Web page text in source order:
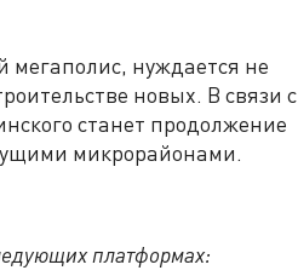
мегаполис, нуждается не
новых. В связи с
станет продолжение
микрорайонами.
платформах: